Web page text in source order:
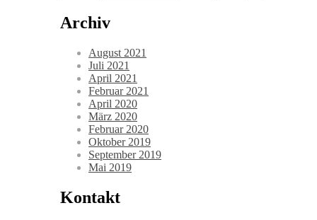
Archiv
August 2021
Juli 2021
April 2021
Februar 2021
April 2020
März 2020
Februar 2020
Oktober 2019
September 2019
Mai 2019
Kontakt